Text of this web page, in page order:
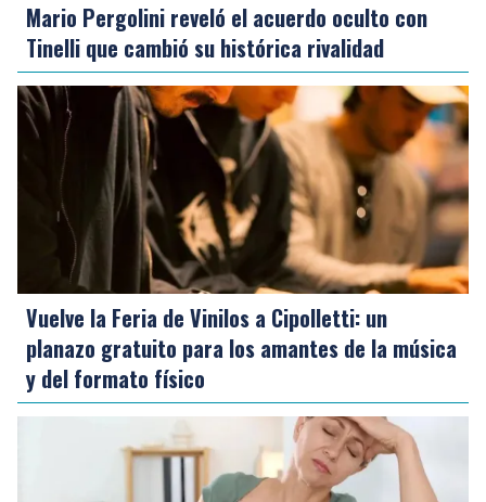
Mario Pergolini reveló el acuerdo oculto con
Tinelli que cambió su histórica rivalidad
Vuelve la Feria de Vinilos a Cipolletti: un
planazo gratuito para los amantes de la música
y del formato físico